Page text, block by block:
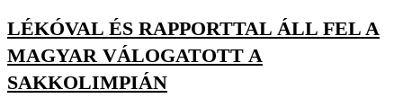
LÉKÓVAL ÉS RAPPORTTAL ÁLL FEL A
MAGYAR VÁLOGATOTT A
SAKKOLIMPIÁN